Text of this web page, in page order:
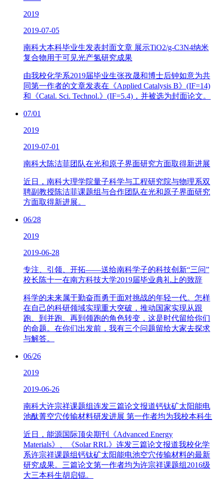
2019
2019-07-05
南科大本科毕业生发表封面文章 展示TiO2/g-C3N4纳米
复合物用于可见光产氢研究成果
由我校化学系2019届毕业生张孜晟和博士后钟如意为共
同第一作者的文章发表在《Applied Catalysis B》(IF=14)
和《Catal. Sci. Technol.》(IF=5.4)，并被选为封面论文。
07/01
2019
2019-07-01
南科大陈洁菲团队在光和原子界面研究方面取得新进展
近日，南科大理学院量子科学与工程研究院与物理系双
聘副教授陈洁菲课题组与合作团队在光和原子界面研究
方面取得新进展。
06/28
2019
2019-06-28
专注、引领、开拓——送给南科学子的科技创新“三问”
校长陈十一在南方科技大学2019届毕业典礼上的致辞
科学的未来属于勤奋而勇于面对挑战的年轻一代。怎样
在自己的科研领域实现重大突破，推动国家实现从跟
跑、到并跑、再到领跑的角色转变，这是时代留给你们
的命题。在你们出发前，我有三个问题留给大家去探求
与解答。
06/26
2019
2019-06-26
南科大许宗祥课题组连发三篇论文报道钙钛矿太阳能电
池酞菁空穴传输材料研发进展 第一作者均为我校本科生
近日，能源国际顶尖期刊《Advanced Energy
Materials》、《Solar RRL》连发三篇论文报道我校化学
系许宗祥课题组钙钛矿太阳能电池空穴传输材料的最新
研究成果。三篇论文第一作者均为许宗祥课题组2016级
大三本科生胡启锟。